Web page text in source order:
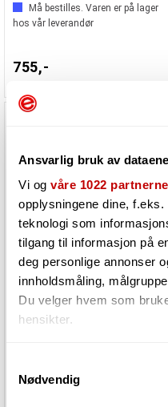
Ansvarlig bruk av
Vi og våre 1022 partnerne
opplysningene dine,
teknologi som
tilgang til informasjon på
deg personlige annonser
innholdsmåling,
Du velger hvem som
hensikter.
Innhente
Nødvendig
Må bestilles. Varen er på lager
hos vår leverandør
755,-
Tama HT730B